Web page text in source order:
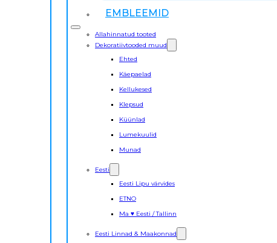
EMBLEEMID
Allahinnatud tooted
Dekoratiivtooded muud
Ehted
Käepaelad
Kellukesed
Klepsud
Küünlad
Lumekuulid
Munad
Eesti
Eesti Lipu värvides
ETNO
Ma ♥ Eesti / Tallinn
Eesti Linnad & Maakonnad